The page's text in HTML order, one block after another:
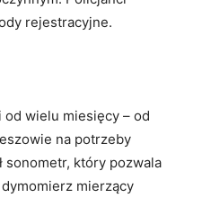
rejestracyjne.
wielu miesięcy – od
na potrzeby
sonometr, który pozwala
mierzący